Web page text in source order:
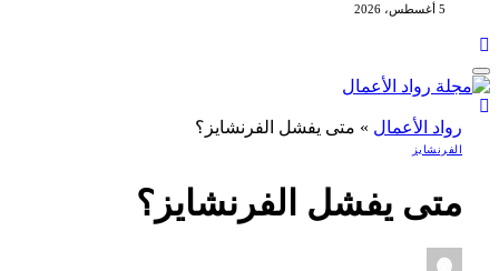
5 أغسطس، 2026
رواد الأعمال» متى يفشل الفرنشايز؟
الفرنشايز
متى يفشل الفرنشايز؟